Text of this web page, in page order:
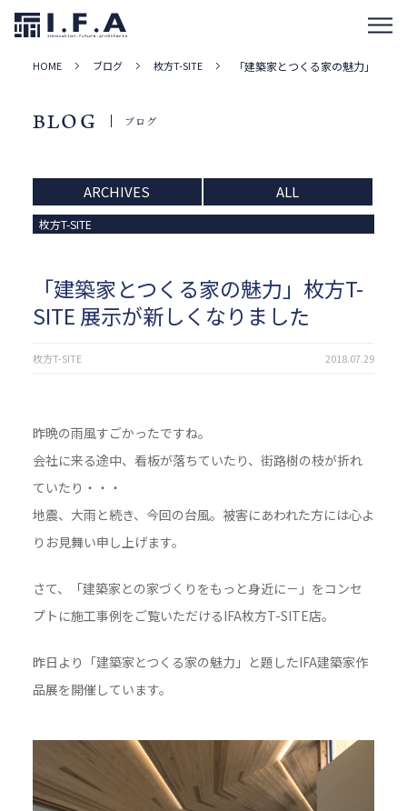
HOME ブログ 枚方T-SITE 「建築家とつくる家の魅力」枚方
BLOG ブログ
ARCHIVES ALL
枚方T-SITE
「建築家とつくる家の魅力」枚方T-
SITE 展示が新しくなりました
枚方T-SITE 2018.07.29
昨晩の雨風すごかったですね。
会社に来る途中、看板が落ちていたり、街路樹の枝が折れ
ていたり・・・
地震、大雨と続き、今回の台風。被害にあわれた方には心よ
りお見舞い申し上げます。
さて、「建築家との家づくりをもっと身近に－」をコンセ
プトに施工事例をご覧いただけるIFA枚方T-SITE店。
昨日より「建築家とつくる家の魅力」と題したIFA建築家作
品展を開催しています。